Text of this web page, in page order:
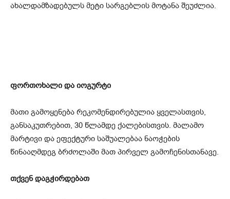
ახალდამზადებულს მეტი სარგებლის მოტანა შეუძლია.
ფორთოხალი და იოგურტი
მათი გამოყენება რეკომენდირებულია ყველასთვის,
განსაკუთრებით, 30 წლამდე ქალებისთვის. მალამო
მარტივი და ეფექტური საშუალებაა ნაოჭების
წინააღმდეგ ბრძოლაში მათ პირველ გამოჩენისთანავე.
თქვენ დაგჭირდებათ